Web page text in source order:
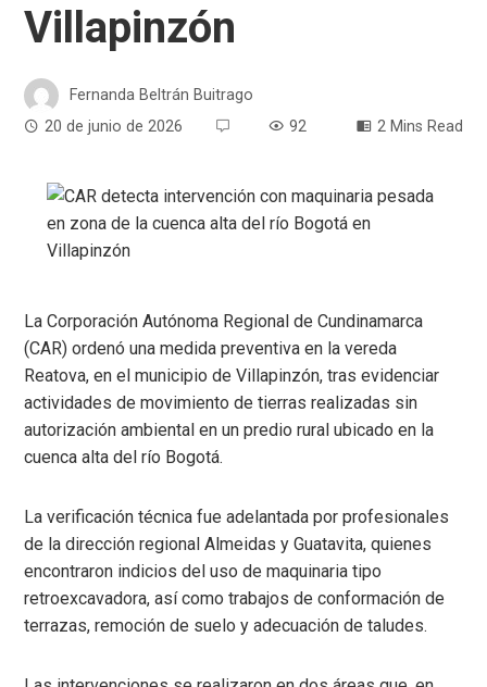
Villapinzón
Fernanda Beltrán Buitrago
20 de junio de 2026
92 2 Mins Read
La Corporación Autónoma Regional de Cundinamarca
(CAR) ordenó una medida preventiva en la vereda
Reatova, en el municipio de Villapinzón, tras evidenciar
actividades de movimiento de tierras realizadas sin
autorización ambiental en un predio rural ubicado en la
cuenca alta del río Bogotá.
La verificación técnica fue adelantada por profesionales
de la dirección regional Almeidas y Guatavita, quienes
encontraron indicios del uso de maquinaria tipo
retroexcavadora, así como trabajos de conformación de
terrazas, remoción de suelo y adecuación de taludes.